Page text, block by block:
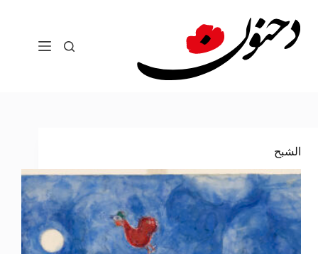
المحتوى
الشبح